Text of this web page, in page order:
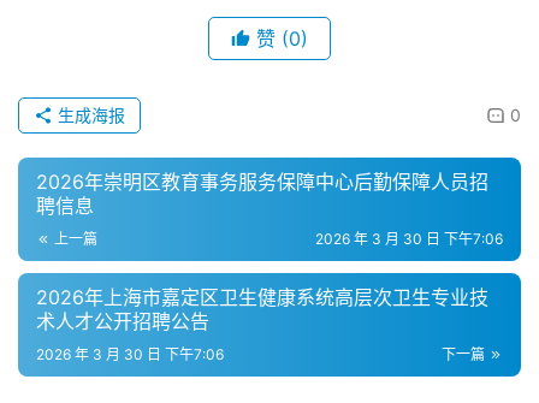
赞 (0)
0
生成海报
2026年崇明区教育事务服务保障中心后勤保障人员招
聘信息
上一篇 2026 年 3 月 30 日 下午7:06
2026年上海市嘉定区卫生健康系统高层次卫生专业技
术人才公开招聘公告
下一篇
2026 年 3 月 30 日 下午7:06